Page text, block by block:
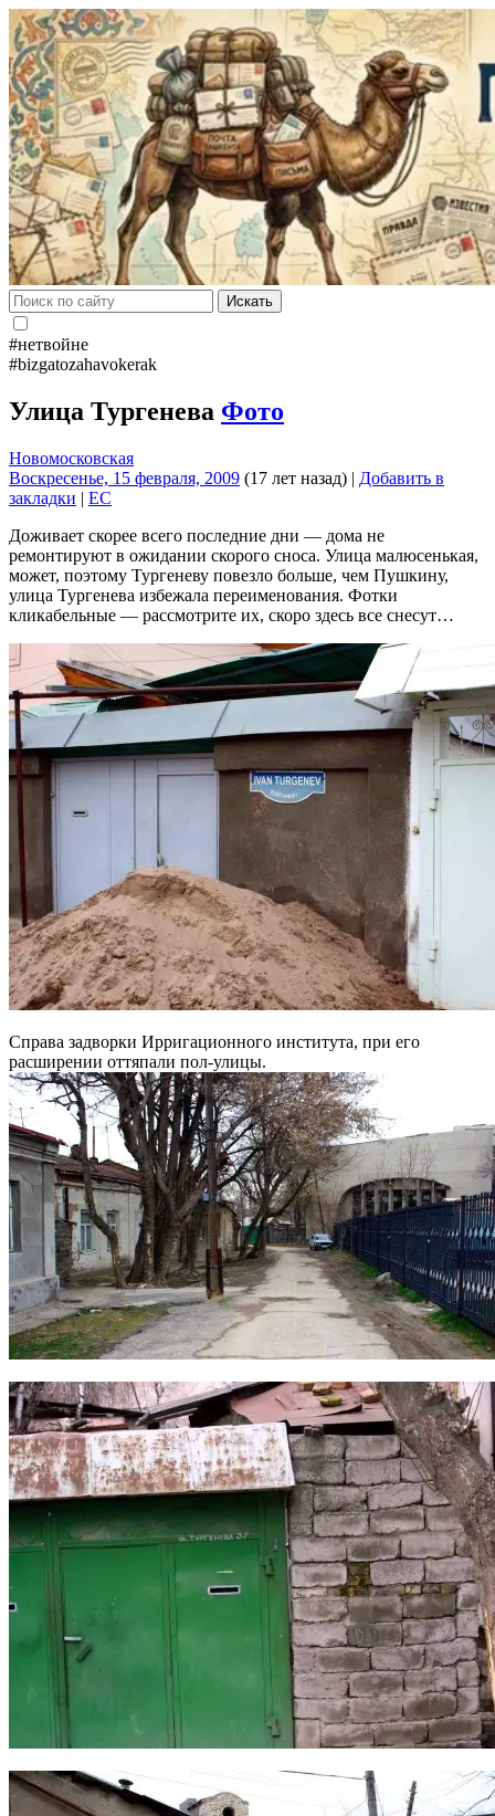
Искать
#нетвойне
#bizgatozahavokerak
Улица Тургенева Фото
Новомосковская
Воскресенье, 15 февраля, 2009 (17 лет назад) | Добавить в
закладки | EC
Доживает скорее всего последние дни — дома не
ремонтируют в ожидании скорого сноса. Улица малюсенькая,
может, поэтому Тургеневу повезло больше, чем Пушкину,
улица Тургенева избежала переименования. Фотки
кликабельные — рассмотрите их, скоро здесь все снесут…
Справа задворки Ирригационного института, при его
расширении оттяпали пол-улицы.